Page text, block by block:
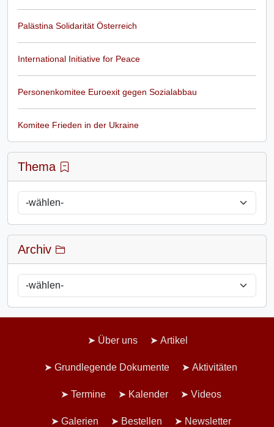
Palästina Solidarität Österreich
International Initiative for Peace
Personenkomitee Euroexit gegen Sozialabbau
Komitee Frieden in der Ukraine
Thema
Archiv
Über uns Artikel
Grundlegende Dokumente Aktivitäten
Termine Kalender Videos
Galerien Bestellen Newsletter